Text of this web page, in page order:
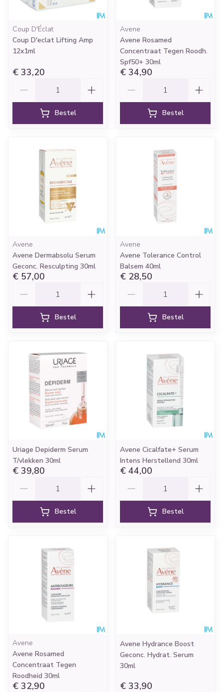
Coup D'Éclat
Coup D'eclat Lifting Amp
12x1ml
€ 33,20
Bestel
Avene
Avene Rosamed
Concentraat Tegen Roodh.
Spf50+ 30ml
€ 34,90
Bestel
Avene
Avene Dermabsolu Serum
Geconc. Resculpting 30ml
€ 57,00
Bestel
Avene
Avene Tolerance Control
Balsem 40ml
€ 28,50
Bestel
Uriage Depiderm Serum
T/vlekken 30ml
€ 39,80
Bestel
Avene Cicalfate+ Serum
Intens Herstellend 30ml
€ 44,00
Bestel
Avene
Avene Rosamed
Concentraat Tegen
Roodheid 30ml
€ 32,90
Avene Hydrance Boost
Geconc. Hydrat. Serum
30ml
€ 33,90